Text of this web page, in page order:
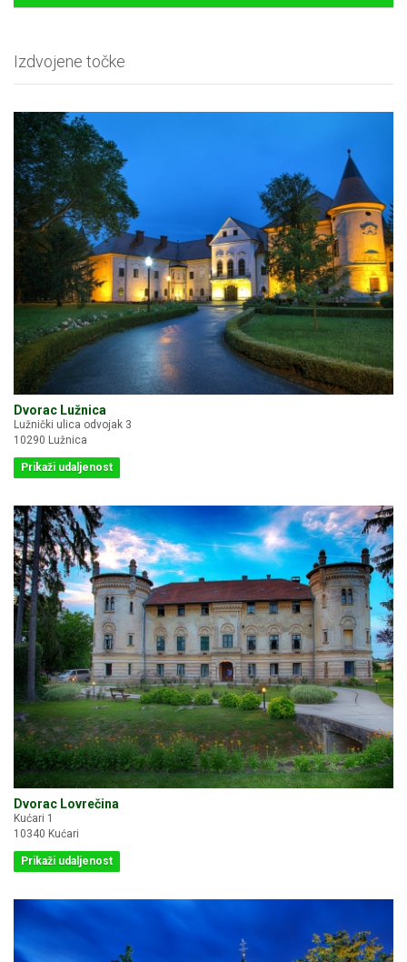
Izdvojene točke
Dvorac Lužnica
Lužnički ulica odvojak 3
10290 Lužnica
Prikaži udaljenost
Dvorac Lovrečina
Kućari 1
10340 Kućari
Prikaži udaljenost